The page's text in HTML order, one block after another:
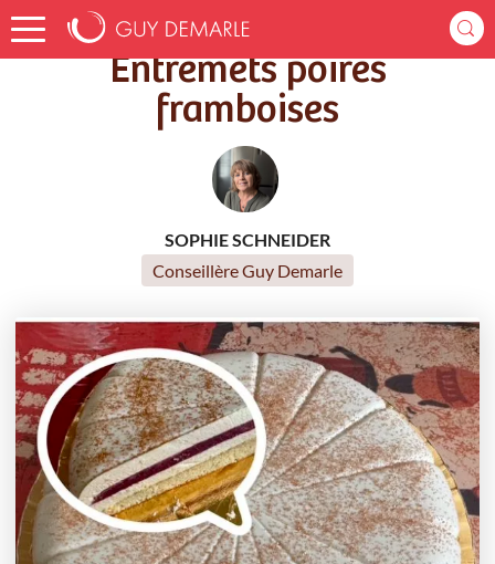
Accueil Recettes Entremets poires framboises
Entremets poires
framboises
SOPHIE SCHNEIDER
Conseillère Guy Demarle